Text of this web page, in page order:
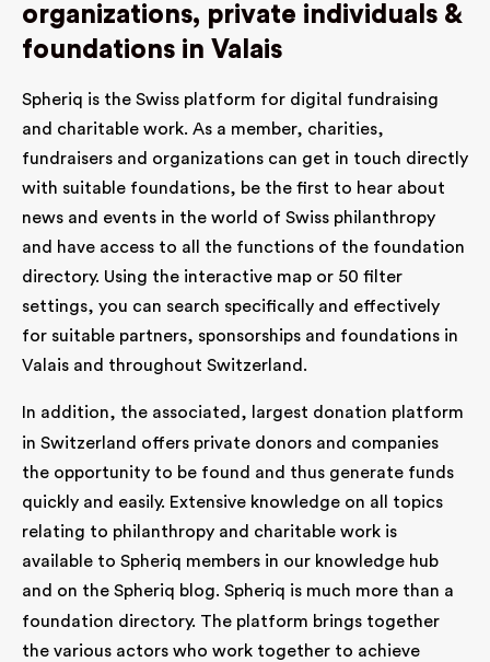
organizations, private individuals &
foundations in Valais
Spheriq is the Swiss platform for digital fundraising
and charitable work. As a member, charities,
fundraisers and organizations can get in touch directly
with suitable foundations, be the first to hear about
news and events in the world of Swiss philanthropy
and have access to all the functions of the foundation
directory. Using the interactive map or 50 filter
settings, you can search specifically and effectively
for suitable partners, sponsorships and foundations in
Valais and throughout Switzerland.
In addition, the associated, largest donation platform
in Switzerland offers private donors and companies
the opportunity to be found and thus generate funds
quickly and easily. Extensive knowledge on all topics
relating to philanthropy and charitable work is
available to Spheriq members in our knowledge hub
and on the Spheriq blog. Spheriq is much more than a
foundation directory. The platform brings together
the various actors who work together to achieve